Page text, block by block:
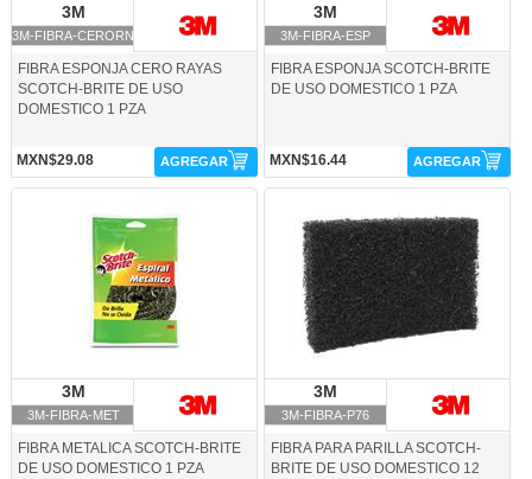
3M
3M-FIBRA-CERORN
FIBRA ESPONJA CERO RAYAS
SCOTCH-BRITE DE USO
DOMESTICO 1 PZA
MXN$29.08 AGREGAR
3M
3M-FIBRA-ESP
FIBRA ESPONJA SCOTCH-BRITE
DE USO DOMESTICO 1 PZA
MXN$16.44 AGREGAR
3M
3M-FIBRA-MET
FIBRA METALICA SCOTCH-BRITE
DE USO DOMESTICO 1 PZA
3M
3M-FIBRA-P76
FIBRA PARA PARILLA SCOTCH-
BRITE DE USO DOMESTICO 12